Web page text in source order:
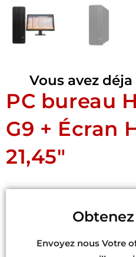
Vous avez
PC bureau
G9 + Écran
21,45″
Envoyez nous Votre